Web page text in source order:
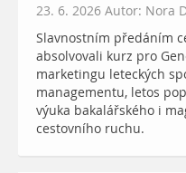
23. 6. 2026 Autor: Nora
Slavnostním předáním
absolvovali kurz pro
marketingu leteckých
managementu, letos
výuka bakalářského i
cestovního ruchu.